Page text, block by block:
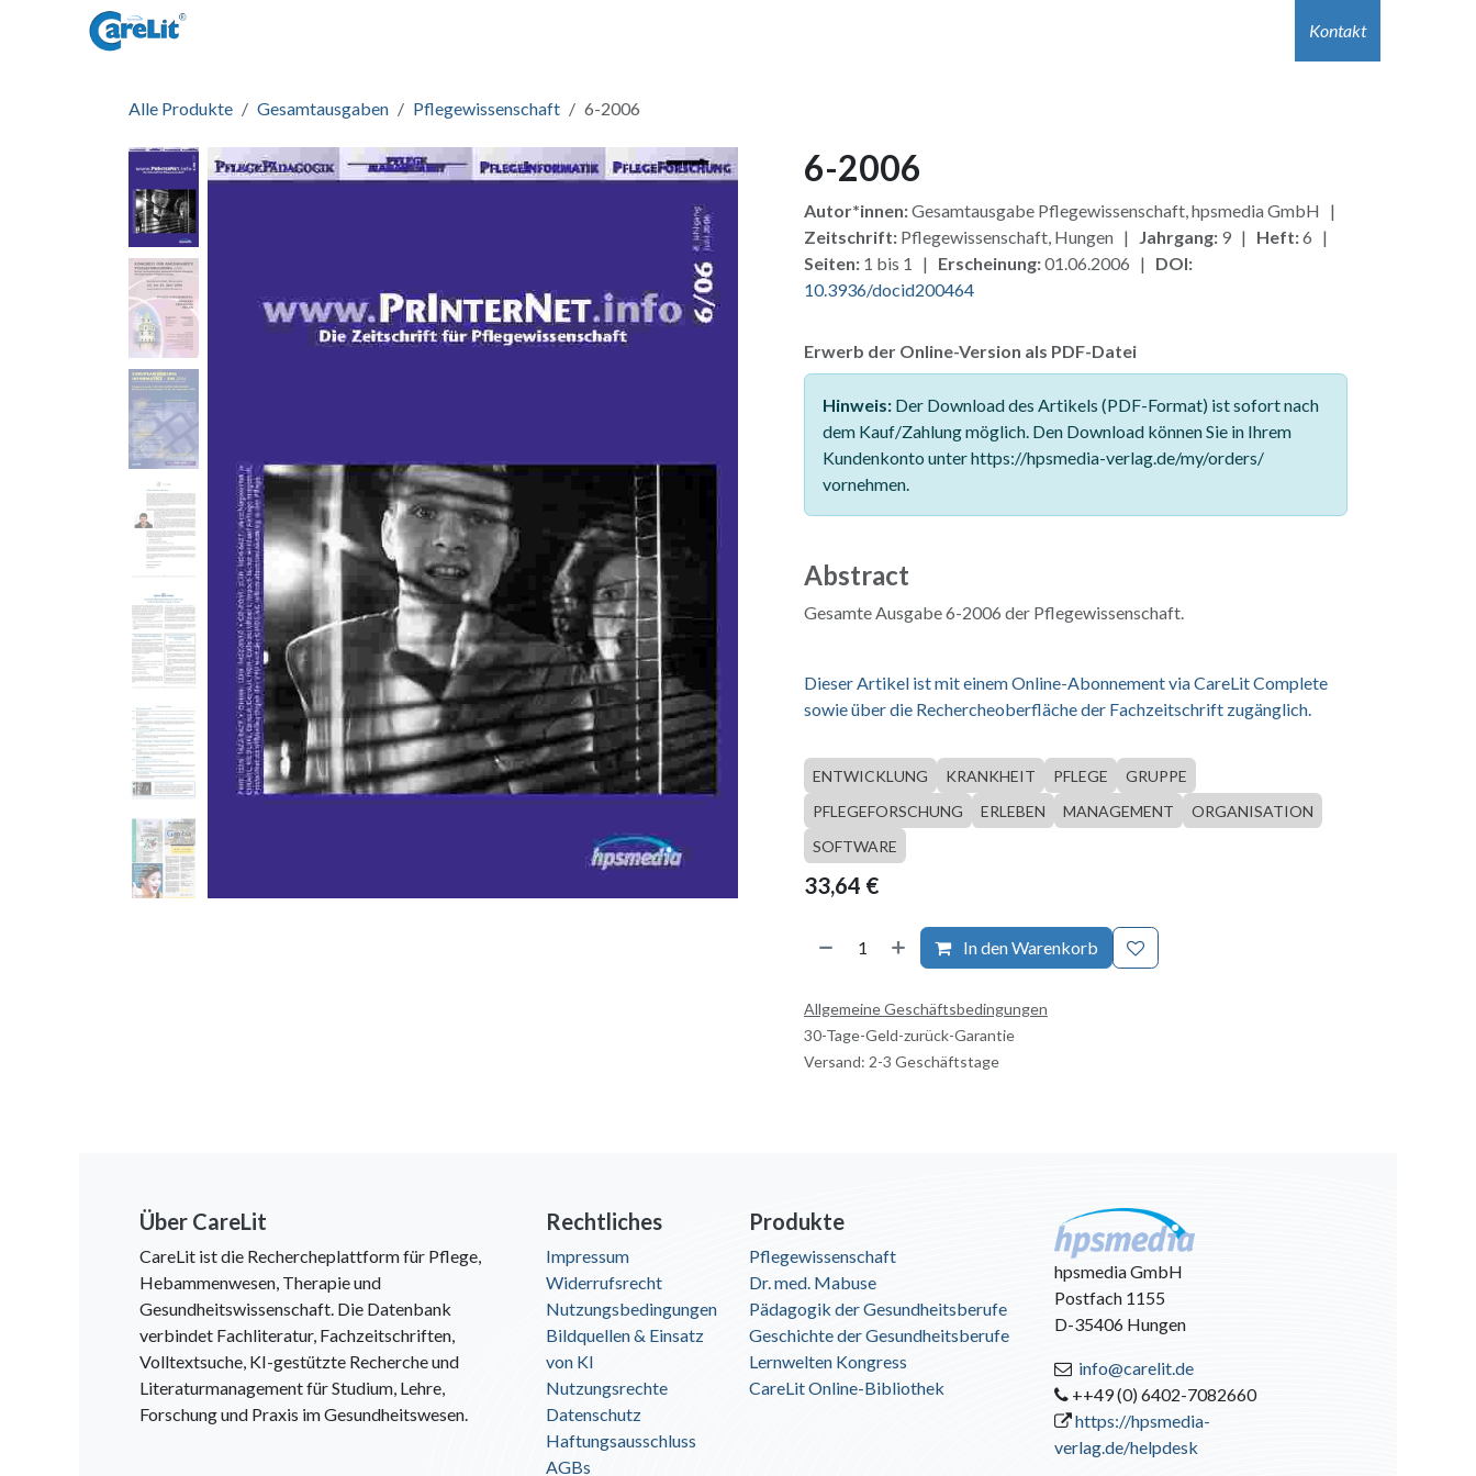
Zum Inhalt springen
Kontakt
Alle Produkte Gesamtausgaben Pflegewissenschaft 6-2006
6-2006
Autor*innen:Gesamtausgabe Pflegewissenschaft, hpsmedia GmbH |
Zeitschrift: Pflegewissenschaft, Hungen | Jahrgang: 9 | Heft:6 |
Seiten: 1 bis 1 | Erscheinung:01.06.2006 | DOI:
10.3936/docid200464
Erwerb der Online-Version als PDF-Datei
Hinweis: Der Download des Artikels (PDF-Format) ist sofort nach
dem Kauf/Zahlung möglich. Den Download können Sie in Ihrem
Kundenkonto unter https://hpsmedia-verlag.de/my/orders/
vornehmen.
Abstract
Gesamte Ausgabe 6-2006 der Pflegewissenschaft.
Dieser Artikel ist mit einem Online-Abonnement via CareLit Complete
sowie über die Rechercheoberfläche der Fachzeitschrift zugänglich.
ENTWICKLUNG KRANKHEIT PFLEGE
GRUPPE
PFLEGEFORSCHUNG
ERLEBEN MANAGEMENT
ORGANISATION
SOFTWARE
33,64 €
In den Warenkorb
Allgemeine Geschäftsbedingungen
30-Tage-Geld-zurück-Garantie
Versand: 2-3 Geschäftstage
Über CareLit
CareLit ist die Rechercheplattform für Pflege,
Hebammenwesen, Therapie und
Gesundheitswissenschaft. Die Datenbank
verbindet Fachliteratur, Fachzeitschriften,
Volltextsuche, KI-gestützte Recherche und
Literaturmanagement für Studium, Lehre,
Forschung und Praxis im Gesundheitswesen.
Rechtliches
Impressum
Widerrufsrecht
Nutzungsbedingungen
Bildquellen & Einsatz
von KI
Nutzungsrechte
Datenschutz
Haftungsausschluss
AGBs
Produkte
Pflegewissenschaft
Dr. med. Mabuse
Pädagogik der Gesundheitsberufe
Geschichte der Gesundheitsberufe
Lernwelten Kongress
CareLit Online-Bibliothek
hpsmedia GmbH
Postfach 1155
D-35406 Hungen
info@carelit.de
++49 (0) 6402-7082660
https://hpsmedia-
verlag.de/helpdesk